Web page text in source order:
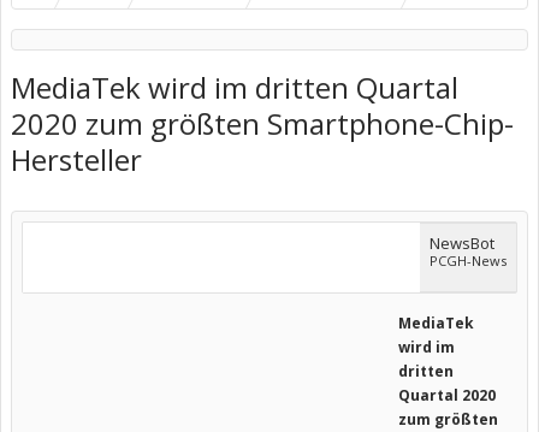
MediaTek wird im dritten Quartal
2020 zum größten Smartphone-Chip-
Hersteller
NewsBot
PCGH-News
MediaTek
wird im
dritten
Quartal 2020
zum größten